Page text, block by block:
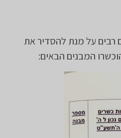
רבים על מנת להסדיר את
המבנים הבאים: